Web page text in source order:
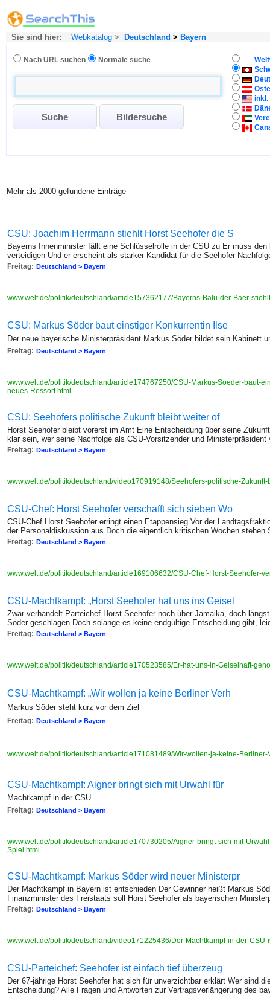
Sie sind hier: Webkatalog > Deutschland > Bayern
Nach URL suchen Normale suche
inkl.
Mehr als 2000 gefundene Einträge
CSU: Joachim Herrmann stiehlt Horst Seehofer die S
Bayerns Innenminister fällt eine Schlüsselrolle in der CSU zu Er muss
verteidigen Und er erscheint als starker Kandidat für die Seehofer-
Freitag: Deutschland > Bayern
www.welt.de/politik/deutschland/article157362177/Bayerns-Balu-der-Baer-
CSU: Markus Söder baut einstiger Konkurrentin Ilse
Der neue bayerische Ministerpräsident Markus Söder bildet sein Kabinett
Freitag: Deutschland > Bayern
www.welt.de/politik/deutschland/article174767250/CSU-Markus-Soeder-baut-
neues-Ressort.html
CSU: Seehofers politische Zukunft bleibt weiter of
Horst Seehofer bleibt vorerst im Amt Eine Entscheidung über seine
klar sein, wer seine Nachfolge als CSU-Vorsitzender und
Freitag: Deutschland > Bayern
www.welt.de/politik/deutschland/video170919148/Seehofers-politische-
CSU-Chef: Horst Seehofer verschafft sich sieben Wo
CSU-Chef Horst Seehofer erringt einen Etappensieg Vor der
der Personaldiskussion aus Doch die eigentlich kritischen Wochen stehen
Freitag: Deutschland > Bayern
www.welt.de/politik/deutschland/article169106632/CSU-Chef-Horst-Seehofer-
CSU-Machtkampf: „Horst Seehofer hat uns ins Geisel
Zwar verhandelt Parteichef Horst Seehofer noch über Jamaika, doch
Söder geschlagen Doch solange es keine endgültige Entscheidung gibt,
Freitag: Deutschland > Bayern
www.welt.de/politik/deutschland/article170523585/Er-hat-uns-in-Geiselhaft-
CSU-Machtkampf: „Wir wollen ja keine Berliner Verh
Markus Söder steht kurz vor dem Ziel
Freitag: Deutschland > Bayern
www.welt.de/politik/deutschland/article171081489/Wir-wollen-ja-keine-
CSU-Machtkampf: Aigner bringt sich mit Urwahl für
Machtkampf in der CSU
Freitag: Deutschland > Bayern
www.welt.de/politik/deutschland/article170730205/Aigner-bringt-sich-mit-
Spiel.html
CSU-Machtkampf: Markus Söder wird neuer Ministerpr
Der Machtkampf in Bayern ist entschieden Der Gewinner heißt Markus
Finanzminister des Freistaats soll Horst Seehofer als bayerischen
Freitag: Deutschland > Bayern
www.welt.de/politik/deutschland/video171225436/Der-Machtkampf-in-der-
CSU-Parteichef: Seehofer ist einfach tief überzeug
Der 67-jährige Horst Seehofer hat sich für unverzichtbar erklärt Wer sind
Entscheidung? Alle Fragen und Antworten zur Vertragsverlängerung des